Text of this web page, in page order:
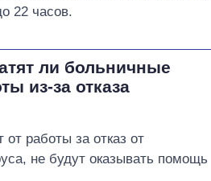
22 часов.
ли больничные
из-за отказа
от работы за отказ от
не будут оказывать помощь